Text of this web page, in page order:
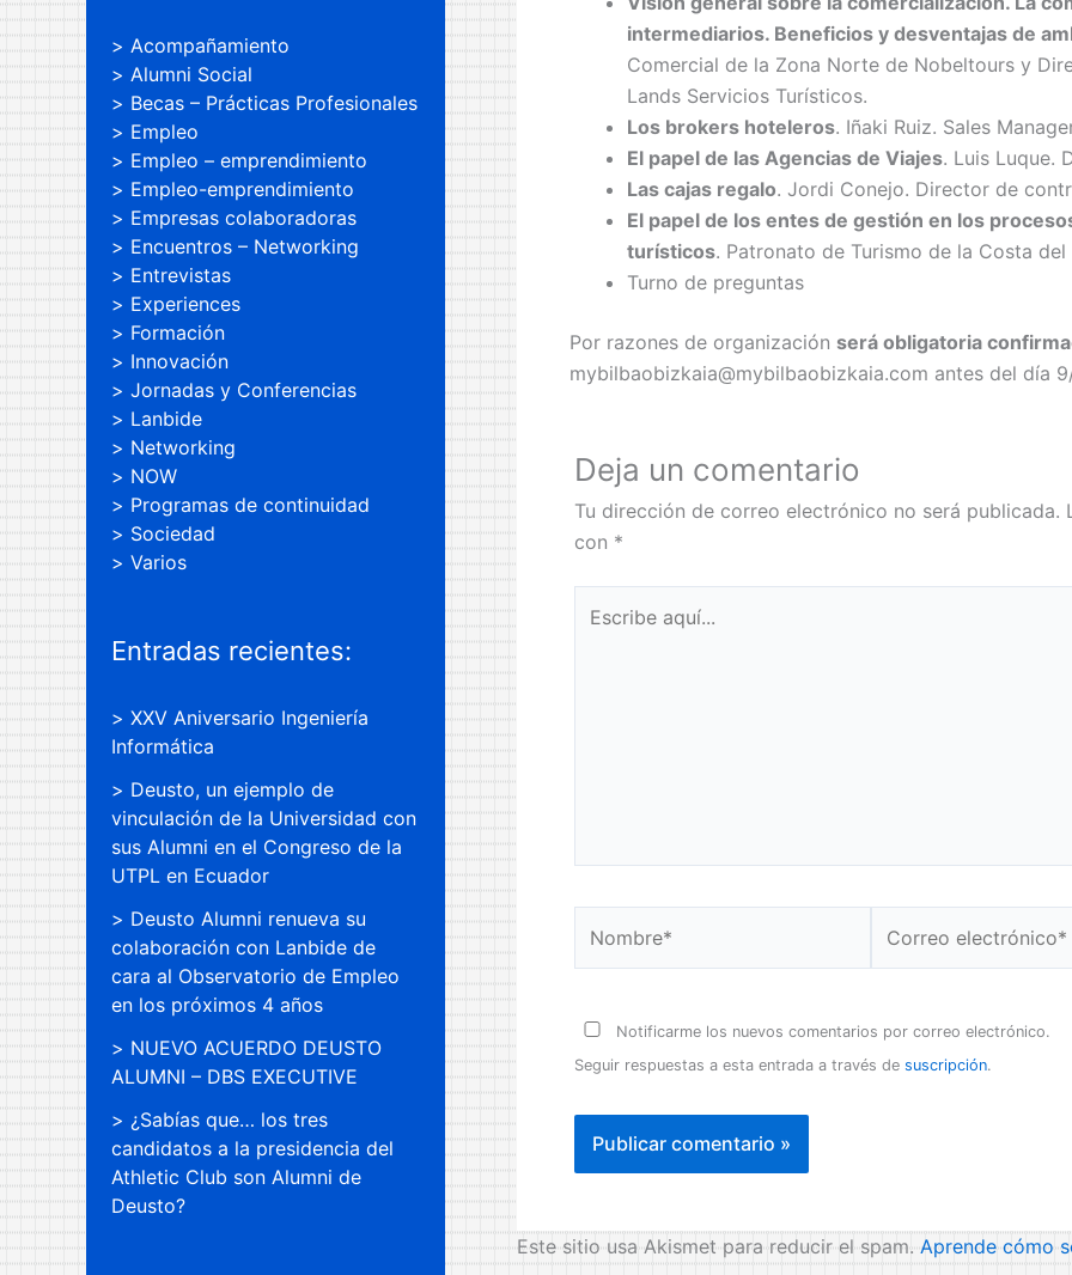
Acompañamiento
Alumni Social
Becas – Prácticas Profesionales
Empleo
Empleo – emprendimiento
Empleo-emprendimiento
Empresas colaboradoras
Encuentros – Networking
Entrevistas
Experiences
Formación
Innovación
Jornadas y Conferencias
Lanbide
Networking
NOW
Programas de continuidad
Sociedad
Varios
Entradas recientes:
XXV Aniversario Ingeniería
Informática
Deusto, un ejemplo de
vinculación de la Universidad con
sus Alumni en el Congreso de la
UTPL en Ecuador
Deusto Alumni renueva su
colaboración con Lanbide de
cara al Observatorio de Empleo
en los próximos 4 años
NUEVO ACUERDO DEUSTO
ALUMNI – DBS EXECUTIVE
¿Sabías que… los tres
candidatos a la presidencia del
Athletic Club son Alumni de
Deusto?
intermediarios. Beneficios y desventajas de
Comercial de la Zona Norte de Nobeltours y
Lands Servicios Turísticos.
Los brokers hoteleros. Iñaki Ruiz. Sales
El papel de las Agencias de Viajes. Luis Luque.
Las cajas regalo. Jordi Conejo. Director de
El papel de los entes de gestión en los
turísticos. Patronato de Turismo de la Costa del
Turno de preguntas
Por razones de organización será obligatoria
mybilbaobizkaia@mybilbaobizkaia.com antes del día
Deja un comentario
Tu dirección de correo electrónico no será publicada.
con *
aquí...
electrónico*
Notificarme los nuevos comentarios por correo electrónico.
Seguir respuestas a esta entrada a través de suscripción.
Este sitio usa Akismet para reducir el spam.Aprende cómo